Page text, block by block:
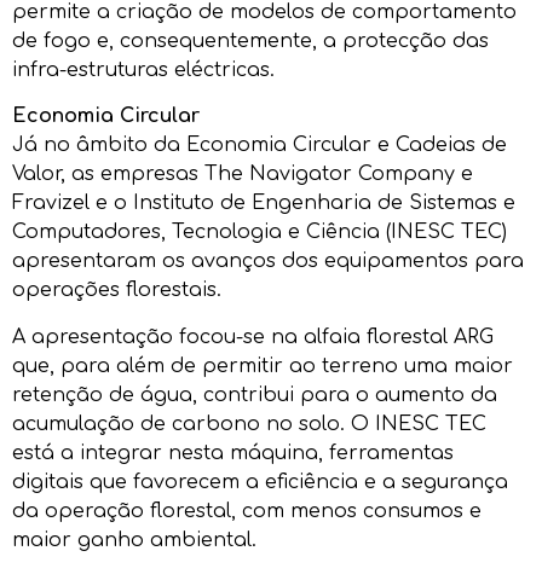
permite a criação de modelos de comportamento
de fogo e, consequentemente, a protecção das
infra-estruturas eléctricas.
Economia Circular
Já no âmbito da Economia Circular e Cadeias de
Valor, as empresas The Navigator Company e
Fravizel e o Instituto de Engenharia de Sistemas e
Computadores, Tecnologia e Ciência (INESC TEC)
apresentaram os avanços dos equipamentos para
operações florestais.
A apresentação focou-se na alfaia florestal ARG
que, para além de permitir ao terreno uma maior
retenção de água, contribui para o aumento da
acumulação de carbono no solo. O INESC TEC
está a integrar nesta máquina, ferramentas
digitais que favorecem a eficiência e a segurança
da operação florestal, com menos consumos e
maior ganho ambiental.